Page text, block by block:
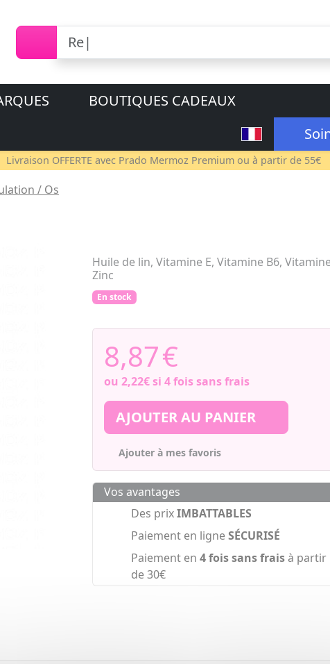
BOUTIQUES CADEAUX
Livraison OFFERTE avec Prado Mermoz Premium ou à partir de 55€
/ Os
Huile de lin, Vitamine E, Vitamine B6,
Zinc
En stock
8,87€
ou 2,22€si 4 fois sans frais
AJOUTER AU PANIER
Ajouter à mes favoris
Vos avantages
Des prixIMBATTABLES
Paiement en ligneSÉCURISÉ
Paiement en 4 fois sans fraisà partir
de 30€